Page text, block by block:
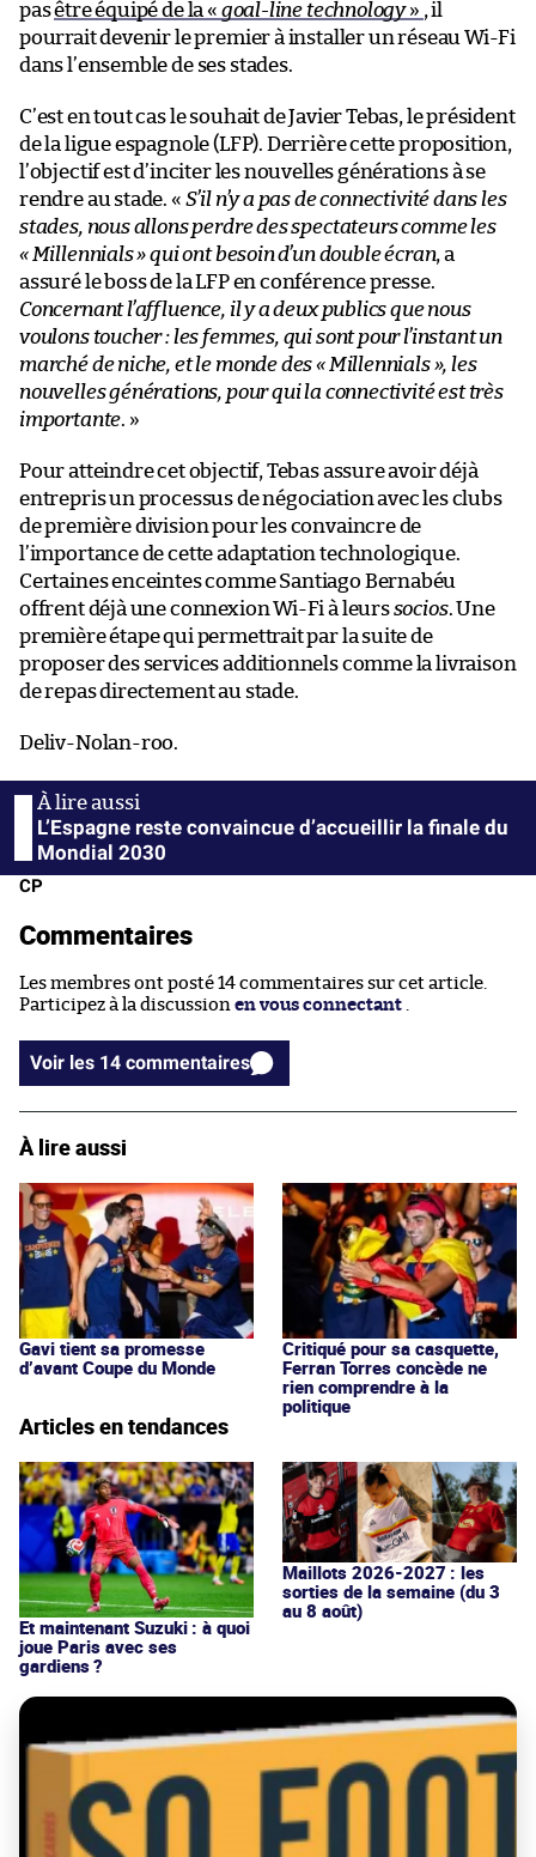
pasêtre équipé de la « goal-line technology» , il
pourrait devenir le premier à installer un réseau Wi-Fi
dans l’ensemble de ses stades.
C’est en tout cas le souhait de Javier Tebas, le président
de la ligue espagnole (LFP). Derrière cette proposition,
l’objectif est d’inciter les nouvelles générations à se
rendre au stade. « S’il n’y a pas de connectivité dans les
stades, nous allons perdre des spectateurs comme les
« Millennials » qui ont besoin d’un double écran, a
assuré le boss de la LFP en conférence presse.
Concernant l’affluence, il y a deux publics que nous
voulons toucher : les femmes, qui sont pour l’instant un
marché de niche, et le monde des « Millennials », les
nouvelles générations, pour qui la connectivité est très
importante. »
Pour atteindre cet objectif, Tebas assure avoir déjà
entrepris un processus de négociation avec les clubs
de première division pour les convaincre de
l’importance de cette adaptation technologique.
Certaines enceintes comme Santiago Bernabéu
offrent déjà une connexion Wi-Fi à leurssocios. Une
première étape qui permettrait par la suite de
proposer des services additionnels comme la livraison
de repas directement au stade.
Deliv-Nolan-roo.
L’Espagne reste convaincue d’accueillir la finale du
Mondial 2030
CP
Commentaires
Les membres ont posté 14 commentaires sur cet article.
Participez à la discussion en vous connectant
Voir les 14 commentaires
À lire aussi
Gavi tient sa promesse
d’avant Coupe du Monde
Critiqué pour sa casquette,
Ferran Torres concède ne
rien comprendre à la
politique
Articles en tendances
Et maintenant Suzuki : à quoi
joue Paris avec ses
gardiens ?
Maillots 2026-2027 : les
sorties de la semaine (du 3
au 8 août)